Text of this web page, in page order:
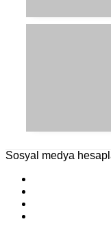
Sosyal medya